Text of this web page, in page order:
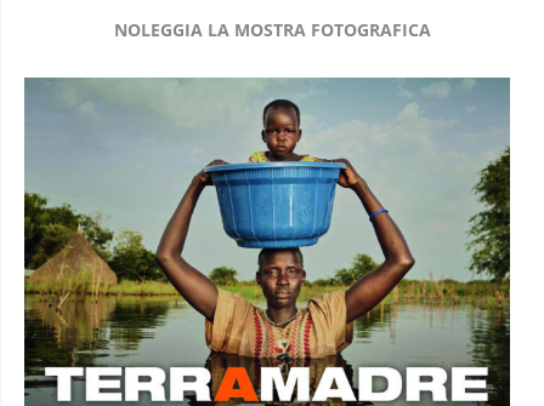
NOLEGGIA LA MOSTRA FOTOGRAFICA